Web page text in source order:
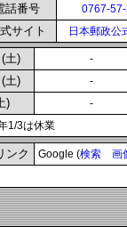
話番号 0767-
サイト 日本郵政公
土) -
土) -
) -
1/3は休業
ンク Google (検索 画